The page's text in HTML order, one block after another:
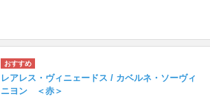
レアレス・ヴィニェードス / カベルネ・ソーヴィ
ニヨン ＜赤＞